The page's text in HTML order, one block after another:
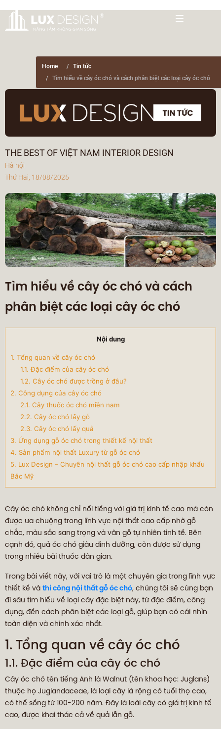
Home
Tin tức
Tìm hiểu về cây óc chó và cách phân biệt các loại cây óc chó
THE BEST OF VIỆT NAM INTERIOR DESIGN
Hà nội
Thứ Hai, 18/08/2025
Tìm hiểu về cây óc chó và cách
phân biệt các loại cây óc chó
Nội dung
1. Tổng quan về cây óc chó
1.1. Đặc điểm của cây óc chó
1.2. Cây óc chó được trồng ở đâu?
2. Công dụng của cây óc chó
2.1. Cây thuốc óc chó miền nam
2.2. Cây óc chó lấy gỗ
2.3. Cây óc chó lấy quả
3. Ứng dụng gỗ óc chó trong thiết kế nội thất
4. Sản phẩm nội thất Luxury từ gỗ óc chó
5. Lux Design – Chuyên nội thất gỗ óc chó cao cấp nhập khẩu
Bắc Mỹ
Cây óc chó không chỉ nổi tiếng với giá trị kinh tế cao mà còn
được ưa chuộng trong lĩnh vực nội thất cao cấp nhờ gỗ
chắc, màu sắc sang trọng và vân gỗ tự nhiên tinh tế. Bên
cạnh đó, quả óc chó giàu dinh dưỡng, còn được sử dụng
trong nhiều bài thuốc dân gian.
Trong bài viết này, với vai trò là một chuyên gia trong lĩnh vực
thiết kế và thi công nội thất gỗ óc chó, chúng tôi sẽ cùng bạn
đi sâu tìm hiểu về loại cây đặc biệt này, từ đặc điểm, công
dụng, đến cách phân biệt các loại gỗ, giúp bạn có cái nhìn
toàn diện và chính xác nhất.
1. Tổng quan về cây óc chó
1.1. Đặc điểm của cây óc chó
Cây óc chó tên tiếng Anh là Walnut (tên khoa học: Juglans)
thuộc họ Juglandaceae, là loại cây lá rộng có tuổi thọ cao,
có thể sống từ 100-200 năm. Đây là loài cây có giá trị kinh tế
cao, được khai thác cả về quả lẫn gỗ.